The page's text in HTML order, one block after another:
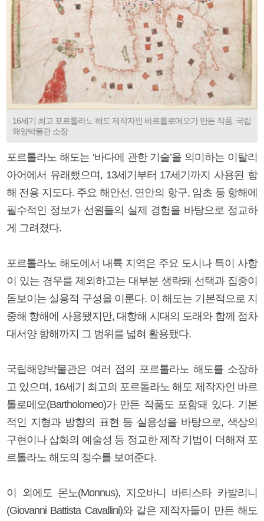
16세기 최고 포르톨라노 해도 제작자인 바르톨로메오가 만든 작품. 국립
해양박물관 소장
포르톨라노 해도는 ‘바다에 관한 기술’을 의미하는 이탈리
아어에서 유래했으며, 13세기부터 17세기까지 사용된 항
해 전용 지도다. 주요 해안선, 연안의 항구, 암초 등 항해에
필수적인 정보가 선원들의 실제 경험을 바탕으로 정교하
게 그려졌다.
포르톨라노 해도에서 내륙 지역은 주요 도시나 특이 사항
이 있는 경우를 제외하고는 대부분 생략돼 선택과 집중이
돋보이는 실용적 구성을 이룬다. 이 해도는 기본적으로 지
중해 항해에 사용됐지만, 대항해 시대의 도래와 함께 점차
대서양 항해까지 그 범위를 넓혀 활용됐다.
국립해양박물관은 여러 점의 포르톨라노 해도를 소장하
고 있으며, 16세기 최고의 포르톨라노 해도 제작자인 바르
톨로메오(Bartholomeo)가 만든 작품도 포함돼 있다. 기본
적인 지형과 방향의 표현 등 실용성을 바탕으로, 색상의
구현이나 삽화의 예술성 등 정교한 제작 기법이 더해져 포
르톨라노 해도의 정수를 보여준다.
이 외에도 몬노(Monnus), 지오바니 바티스타 카발리니
(Giovanni Battista Cavallini)와 같은 제작자들이 만든 해도